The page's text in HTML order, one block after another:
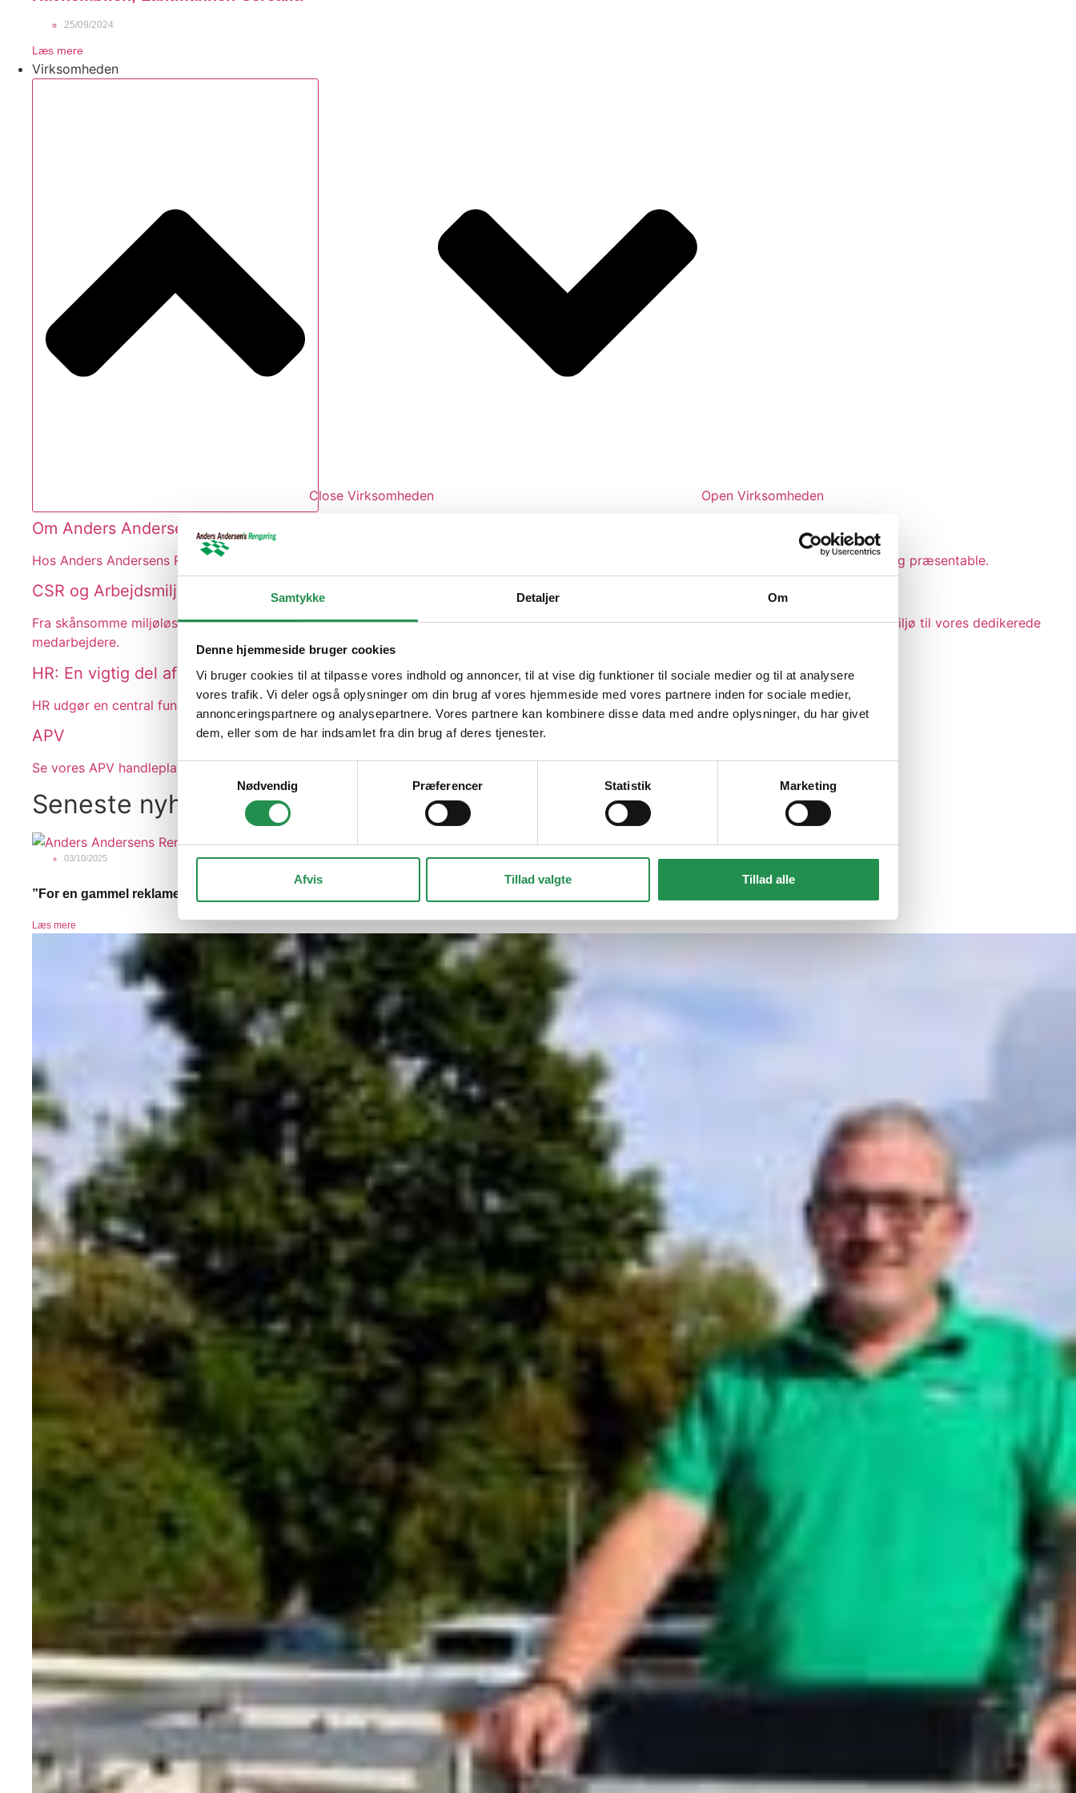
Samtykke Detaljer Om
Denne hjemmeside bruger cookies
Vi bruger cookies til at tilpasse vores indhold og annoncer, til at vise dig funktioner til sociale medier og til at analysere
vores trafik. Vi deler også oplysninger om din brug af vores hjemmeside med vores partnere inden for sociale medier,
annonceringspartnere og analysepartnere. Vores partnere kan kombinere disse data med andre oplysninger, du har givet
dem, eller som de har indsamlet fra din brug af deres tjenester.
Nødvendig
Præferencer Statistik Marketing
Afvis Tillad valgte Tillad alle
25/09/2024
Læs mere
Virksomheden
Close Virksomheden Open Virksomheden
Om Anders Andersen
Hos Anders Andersens Rengøring tilbyder vi et bredt udvalg af rengørings- og serviceydelser, som sikrer, at dine arealer altid fremstår flotte og præsentable.
CSR og Arbejdsmiljø
Fra skånsomme miljøløsninger til et solidt samfundsansvar gennem CSR og ESG, arbejder vi for en grønnere fremtid – og for et trygt arbejdsmiljø til vores dedikerede
medarbejdere.
HR: En vigtig del af Anders Andersen
HR udgør en central funktion for Anders Andersens Rengøring. Afdelingen har en vidt omfavnende funktion i virksomheden.
APV
Se vores APV handleplaner her.
Seneste nyheder
03/10/2025
”For en gammel reklamemand spiller ordene Passion og Pensionist sammen”
Læs mere